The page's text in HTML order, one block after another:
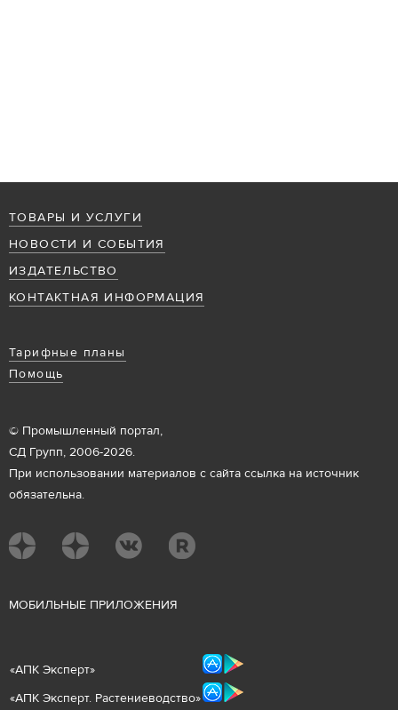
ТОВАРЫ И УСЛУГИ
НОВОСТИ И СОБЫТИЯ
ИЗДАТЕЛЬСТВО
КОНТАКТНАЯ ИНФОРМАЦИЯ
Тарифные планы
Помощь
© Промышленный портал,
СД Групп, 2006-2026.
При использовании материалов с сайта ссылка на источник
обязательна.
МОБИЛЬНЫЕ ПРИЛОЖЕНИЯ
«АПК Эксперт»
«АПК Эксперт. Растениеводство»